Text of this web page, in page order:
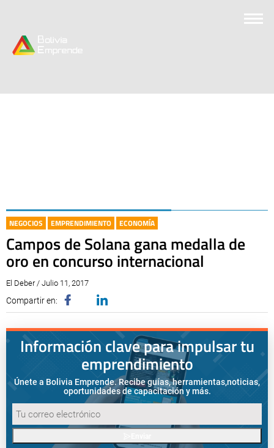
NEGOCIOS EMPRENDIMIENTO ECONOMÍA
Campos de Solana gana medalla de
oro en concurso internacional
El Deber / Julio 11, 2017
Compartir en:
Información clave para impulsar tu
emprendimiento
Únete a Bolivia Emprende. Recibe guías, herramientas,noticias,
oportunidades de capacitación y más.